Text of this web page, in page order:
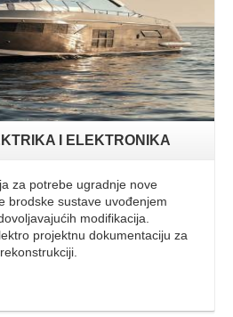
I ELEKTRONIKA
za potrebe ugradnje nove
brodske sustave uvođenjem
modifikacija.
projektnu dokumentaciju za